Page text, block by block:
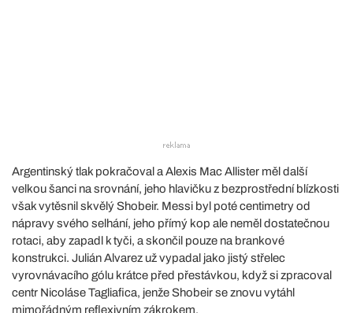
Argentinský tlak pokračoval a Alexis Mac Allister měl další
velkou šanci na srovnání, jeho hlavičku z bezprostřední blízkosti
však vytěsnil skvělý Shobeir. Messi byl poté centimetry od
nápravy svého selhání, jeho přímý kop ale neměl dostatečnou
rotaci, aby zapadl k tyči, a skončil pouze na brankové
konstrukci. Julián Alvarez už vypadal jako jistý střelec
vyrovnávacího gólu krátce před přestávkou, když si zpracoval
centr Nicoláse Tagliafica, jenže Shobeir se znovu vytáhl
mimořádným reflexivním zákrokem.